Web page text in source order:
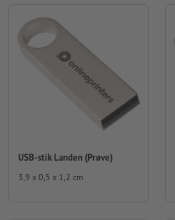
USB-stik Landen (Prøve)
3,9 x 0,5 x 1,2 cm